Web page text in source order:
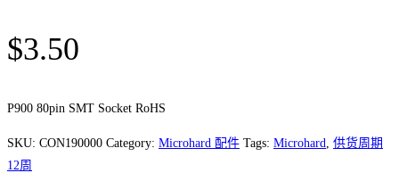
$3.50
P900 80pin SMT Socket RoHS
SKU: CON190000 Category: Microhard 配件 Tags: Microhard
供货周期
12周